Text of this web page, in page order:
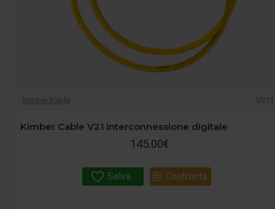
Kimber Kable V211
Kimber Cable V21 interconnessione digitale
145.00€
Salva Confronta